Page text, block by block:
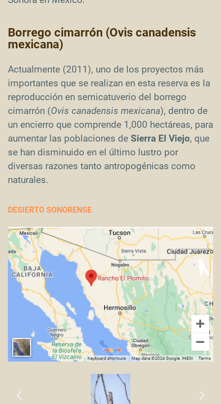
Borrego cimarrón (Ovis canadensis
mexicana)
Actualmente (2011), uno de los proyectos más
importantes que se realizan en esta reserva es la
reproducción en semicatuverio del borrego
cimarrón (Ovis canadensis mexicana), dentro de
un encierro que comprende 1,000 hectáreas, para
aumentar las poblaciones de Sierra El Viejo, que
se han disminuido en el último lustro por
diversas razones tanto antropogénicas como
naturales.
DESIERTO SONORENSE